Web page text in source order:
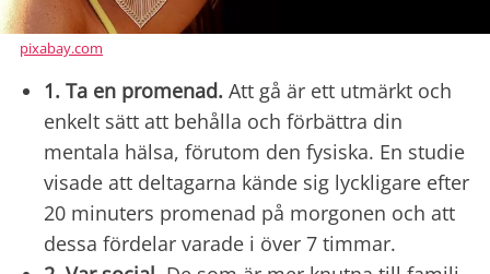
pixabay.com
1. Ta en promenad. Att gå är ett utmärkt och
enkelt sätt att behålla och förbättra din
mentala hälsa, förutom den fysiska. En studie
visade att deltagarna kände sig lyckligare efter
20 minuters promenad på morgonen och att
dessa fördelar varade i över 7 timmar.